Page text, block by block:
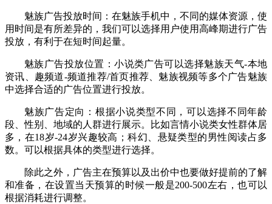
魅族广告投放时间：在魅族手机中，不同的媒体资源，使
用时间是有所差异的，我们可以选择用户使用高峰期进行广告
投放，有利于在短时间起量。
魅族广告投放位置：小说类广告可以选择魅族天气-本地
资讯、趣频道-频道推荐/首页推荐、魅族视频等多个广告魅族
中选择合适的广告位置进行投放。
魅族广告定向：根据小说类型不同，可以选择不同年龄
段、性别、地域的人群进行展示。比如言情小说类女性群体居
多，在18岁-24岁兴趣较高；科幻、悬疑类型的男性阅读占多
数。可以根据具体的类型进行选择。
除此之外，广告主在预算以及出价中也要做好提前的了解
和准备，在设置当天预算的时候一般是200-500左右，也可以
根据消耗进行调整。